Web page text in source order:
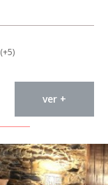
(+5)
ver +